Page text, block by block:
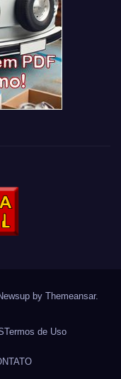
by Themeansar.
Termos de Uso